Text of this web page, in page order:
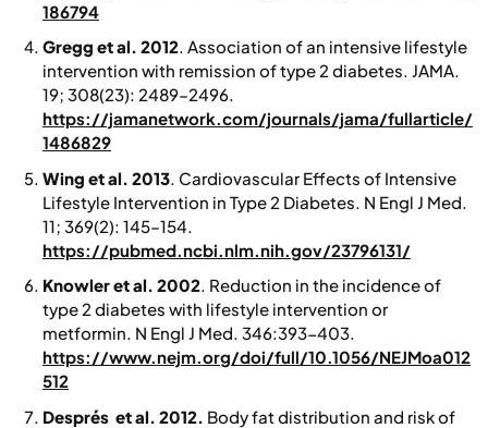
186794
Gregg et al. 2012. Association of an intensive lifestyle
intervention with remission of type 2 diabetes. JAMA.
19; 308(23): 2489–2496.
https://jamanetwork.com/journals/jama/fullarticle/
1486829
Wing et al. 2013. Cardiovascular Effects of Intensive
Lifestyle Intervention in Type 2 Diabetes. N Engl J Med.
11; 369(2): 145–154.
https://pubmed.ncbi.nlm.nih.gov/23796131/
Knowler et al. 2002. Reduction in the incidence of
type 2 diabetes with lifestyle intervention or
metformin. N Engl J Med. 346:393-403.
https://www.nejm.org/doi/full/10.1056/NEJMoa012
512
Després et al. 2012. Body fat distribution and risk of